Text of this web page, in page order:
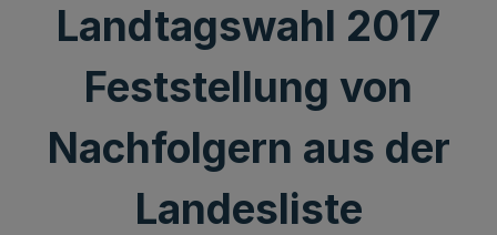
Landtagswahl 2017
Feststellung von
Nachfolgern aus der
Landesliste